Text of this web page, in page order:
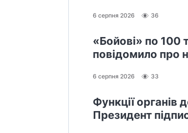
6 серпня 2026 36
«Бойові» по 100
повідомило про
6 серпня 2026 33
Функції
Президент